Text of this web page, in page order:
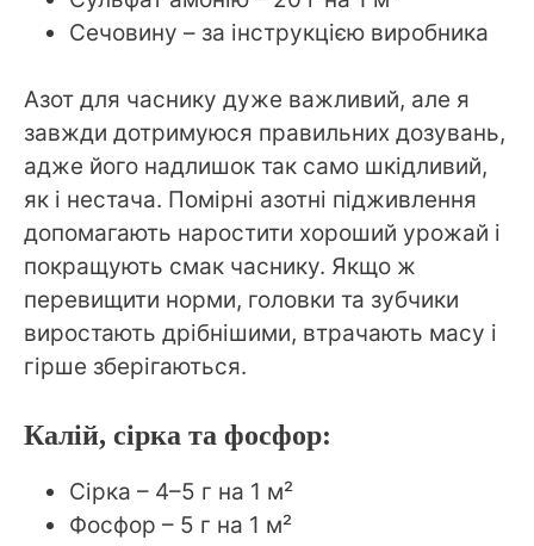
Сечовину – за інструкцією виробника
Азот для часнику дуже важливий, але я
завжди дотримуюся правильних дозувань,
адже його надлишок так само шкідливий,
як і нестача. Помірні азотні підживлення
допомагають наростити хороший урожай і
покращують смак часнику. Якщо ж
перевищити норми, головки та зубчики
виростають дрібнішими, втрачають масу і
гірше зберігаються.
Калій, сірка та фосфор:
Сірка – 4–5 г на 1 м²
Фосфор – 5 г на 1 м²